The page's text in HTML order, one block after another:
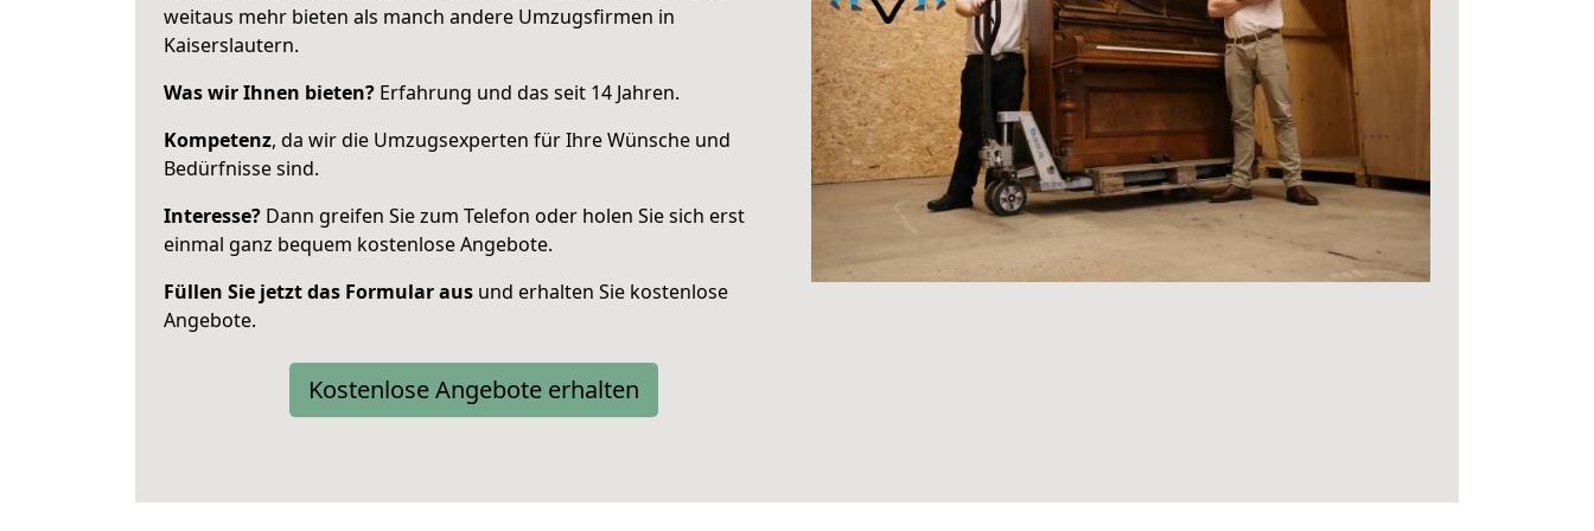
weitaus mehr bieten als manch andere Umzugsfirmen in
Kaiserslautern.
Was wir Ihnen bieten? Erfahrung und das seit 14 Jahren.
Kompetenz, da wir die Umzugsexperten für Ihre Wünsche und
Bedürfnisse sind.
Interesse? Dann greifen Sie zum Telefon oder holen Sie sich erst
einmal ganz bequem kostenlose Angebote.
Füllen Sie jetzt das Formular aus und erhalten Sie kostenlose
Angebote.
Kostenlose Angebote erhalten